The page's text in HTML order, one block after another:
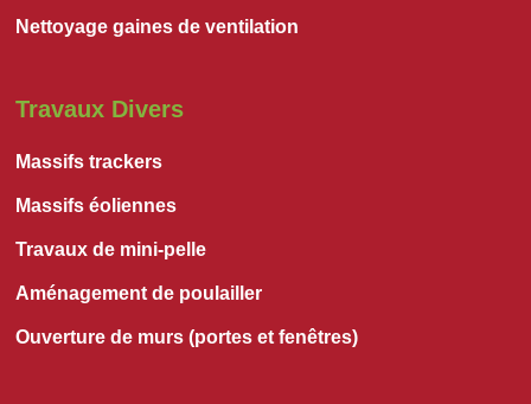
Nettoyage gaines de ventilation
Travaux Divers
Massifs trackers
Massifs éoliennes
Travaux de mini-pelle
Aménagement de poulailler
Ouverture de murs (portes et fenêtres)